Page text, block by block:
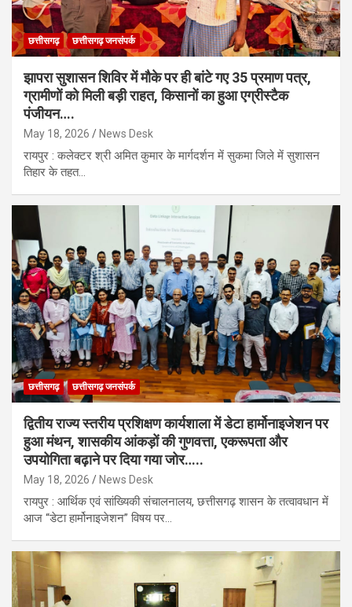
छत्तीसगढ़ छत्तीसगढ़ जनसंपर्क
झापरा सुशासन शिविर में मौके पर ही बांटे गए 35 प्रमाण पत्र,
ग्रामीणों को मिली बड़ी राहत, किसानों का हुआ एग्रीस्टैक
पंजीयन….
May 18, 2026 News Desk
रायपुर : कलेक्टर श्री अमित कुमार के मार्गदर्शन में सुकमा जिले में सुशासन
तिहार के तहत…
छत्तीसगढ़ छत्तीसगढ़ जनसंपर्क
द्वितीय राज्य स्तरीय प्रशिक्षण कार्यशाला में डेटा हार्मोनाइजेशन पर
हुआ मंथन, शासकीय आंकड़ों की गुणवत्ता, एकरूपता और
उपयोगिता बढ़ाने पर दिया गया जोर…..
May 18, 2026 News Desk
रायपुर : आर्थिक एवं सांख्यिकी संचालनालय, छत्तीसगढ़ शासन के तत्वावधान में
आज “डेटा हार्मोनाइजेशन” विषय पर…